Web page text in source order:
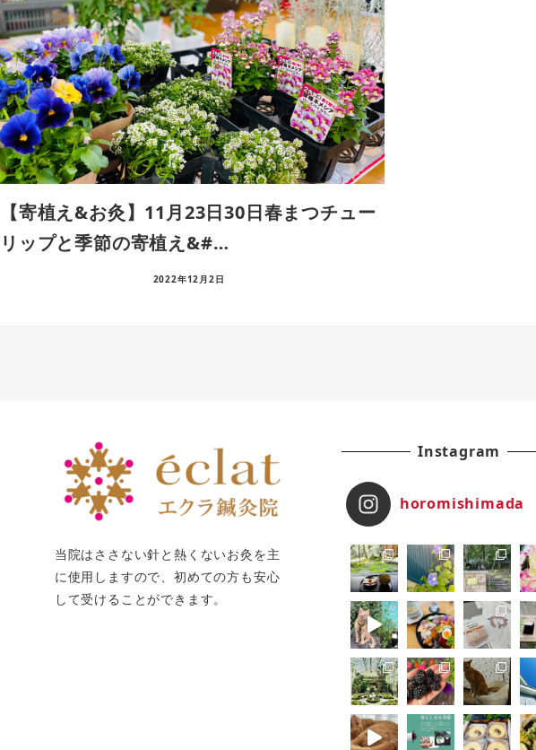
【寄植え&お灸】11月23日30日春まつチュー
リップと季節の寄植え&#…
2022年12月2日
当院はささない針と熱くないお灸を主
に使用しますので、初めての方も安心
して受けることができます。
Instagram
horomishimada